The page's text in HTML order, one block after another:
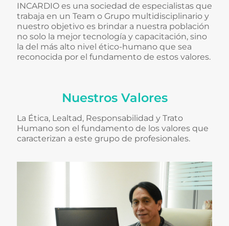
INCARDIO es una sociedad de especialistas que
trabaja en un Team o Grupo multidisciplinario y
nuestro objetivo es brindar a nuestra población
no solo la mejor tecnología y capacitación, sino
la del más alto nivel ético-humano que sea
reconocida por el fundamento de estos valores.
Nuestros Valores
La Ética, Lealtad, Responsabilidad y Trato
Humano son el fundamento de los valores que
caracterizan a este grupo de profesionales.